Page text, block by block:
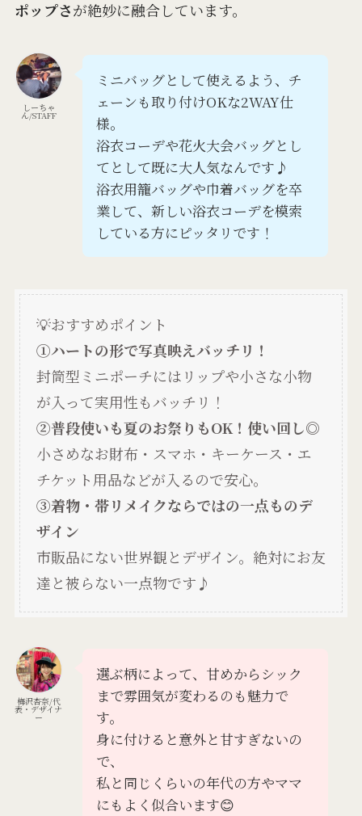
ポップさが絶妙に融合しています。
しーちゃ
ん/STAFF
ミニバッグとして使えるよう、チ
ェーンも取り付けOKな2WAY仕
様。
浴衣コーデや花火大会バッグとし
てとして既に大人気なんです♪
浴衣用籠バッグや巾着バッグを卒
業して、新しい浴衣コーデを模索
している方にピッタリです！
💡おすすめポイント
①ハートの形で写真映えバッチリ！
封筒型ミニポーチにはリップや小さな小物
が入って実用性もバッチリ！
②普段使いも夏のお祭りもOK！使い回し◎
小さめなお財布・スマホ・キーケース・エ
チケット用品などが入るので安心。
③着物・帯リメイクならではの一点ものデ
ザイン
市販品にない世界観とデザイン。絶対にお友
達と被らない一点物です♪
梅沢杏奈/代
表・デザイナ
ー
選ぶ柄によって、甘めからシック
まで雰囲気が変わるのも魅力で
す。
身に付けると意外と甘すぎないの
で、
私と同じくらいの年代の方やママ
にもよく似合います😊